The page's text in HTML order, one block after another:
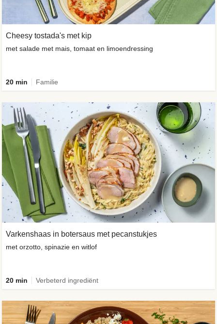
Cheesy tostada's met kip
met salade met mais, tomaat en limoendressing
20 min Familie
Varkenshaas in botersaus met pecanstukjes
met orzotto, spinazie en witlof
20 min Verbeterd ingrediënt